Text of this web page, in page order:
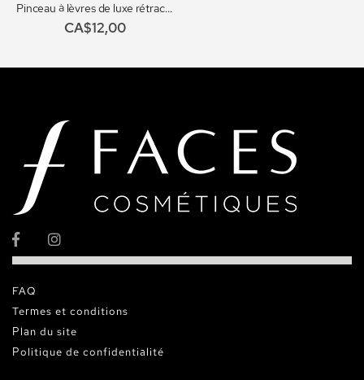
Pinceau à lèvres de luxe rétractable no. 013
CA$12,00
FAQ
Termes et conditions
Plan du site
Politique de confidentialité